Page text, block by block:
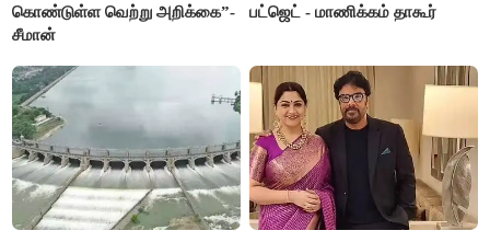
கொண்டுள்ள வெற்று அறிக்கை”-
சீமான்
பட்ஜெட் - மாணிக்கம் தாகூர்